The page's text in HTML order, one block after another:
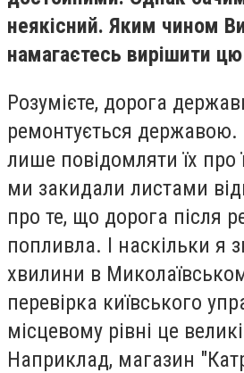
неякісний. Яким чином
намагаєтесь вирішити
Розумієте, дорога
ремонтується
лише повідомляти їх про
ми закидали листами
про те, що дорога після
попливла. І наскільки я
хвилини в
перевірка київського
місцевому рівні це
Наприклад, магазин